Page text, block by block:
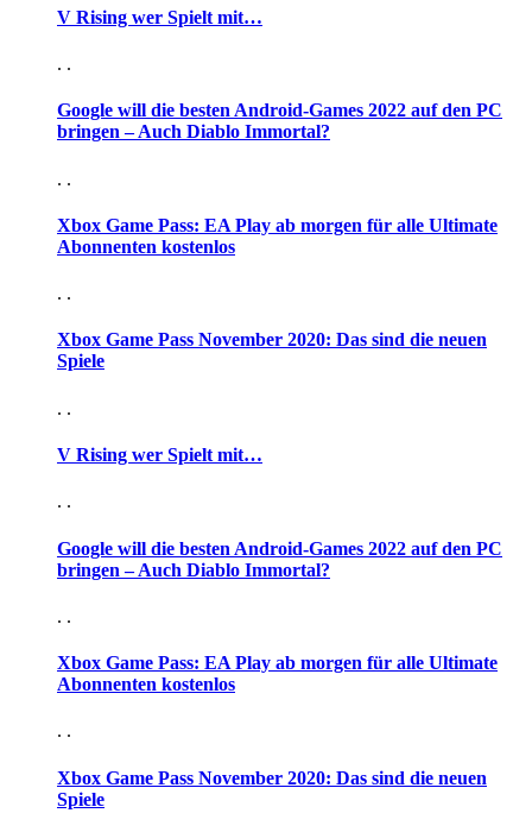
V Rising wer Spielt mit…
. .
Google will die besten Android-Games 2022 auf den PC
bringen – Auch Diablo Immortal?
. .
Xbox Game Pass: EA Play ab morgen für alle Ultimate
Abonnenten kostenlos
. .
Xbox Game Pass November 2020: Das sind die neuen
Spiele
. .
V Rising wer Spielt mit…
. .
Google will die besten Android-Games 2022 auf den PC
bringen – Auch Diablo Immortal?
. .
Xbox Game Pass: EA Play ab morgen für alle Ultimate
Abonnenten kostenlos
. .
Xbox Game Pass November 2020: Das sind die neuen
Spiele